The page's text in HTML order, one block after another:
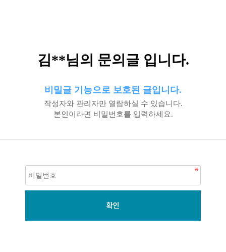
김**님의 문의글 입니다.
비밀글 기능으로 보호된 글입니다.
작성자와 관리자만 열람하실 수 있습니다.
본인이라면 비밀번호를 입력하세요.